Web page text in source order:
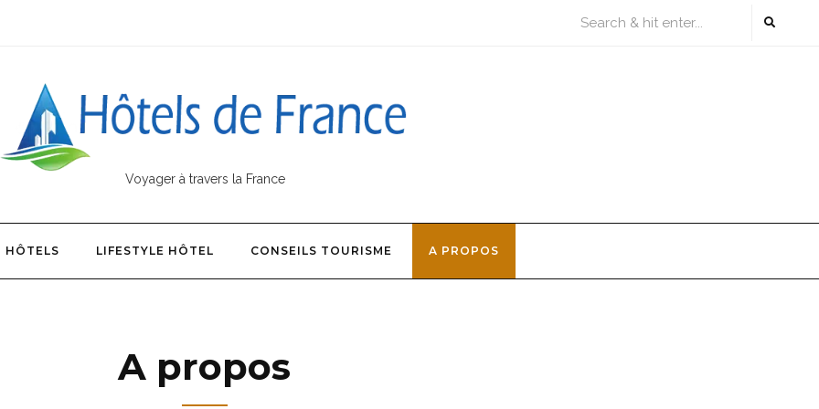
Voyager à travers la France
HÔTELS LIFESTYLE HÔTEL CONSEILS TOURISME A PROPOS
A propos